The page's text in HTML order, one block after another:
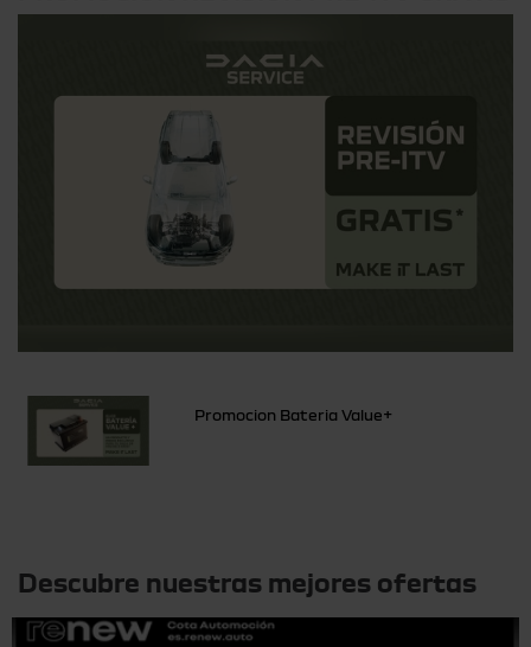
Promocion Bateria Value+
Descubre nuestras mejores ofertas